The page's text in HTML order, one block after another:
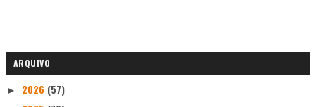
ARQUIVO
► 2026 (57)